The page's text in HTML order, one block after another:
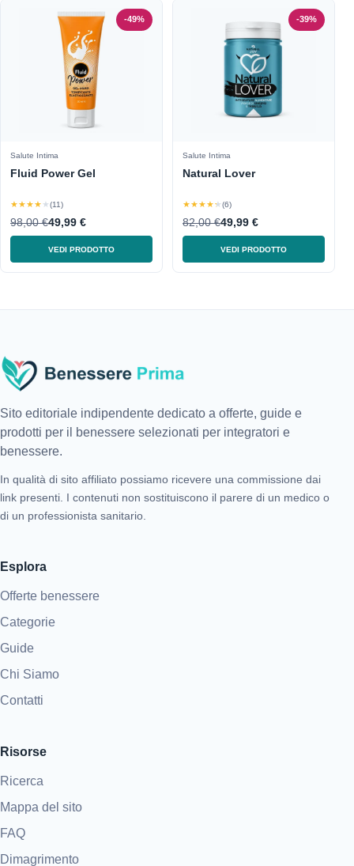
-49%
Salute Intima
Fluid Power Gel
★★★★★(11)
98,00 €49,99 €
VEDI PRODOTTO
-39%
Salute Intima
Natural Lover
★★★★★(6)
82,00 €49,99 €
VEDI PRODOTTO
Sito editoriale indipendente dedicato a offerte, guide e
prodotti per il benessere selezionati per integratori e
benessere.
In qualità di sito affiliato possiamo ricevere una commissione dai
link presenti. I contenuti non sostituiscono il parere di un medico o
di un professionista sanitario.
Esplora
Offerte benessere
Categorie
Guide
Chi Siamo
Contatti
Risorse
Ricerca
Mappa del sito
FAQ
Dimagrimento